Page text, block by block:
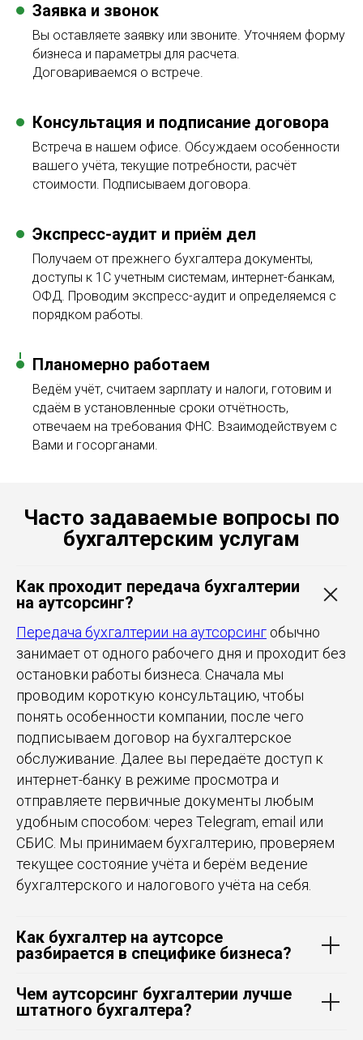
Заявка и звонок
Вы оставляете заявку или звоните. Уточняем форму
бизнеса и параметры для расчета.
Договариваемся о встрече.
Консультация и подписание договора
Встреча в нашем офисе. Обсуждаем особенности
вашего учёта, текущие потребности, расчёт
стоимости. Подписываем договора.
Экспресс-аудит и приём дел
Получаем от прежнего бухгалтера документы,
доступы к 1С учетным системам, интернет-банкам,
ОФД. Проводим экспресс-аудит и определяемся с
порядком работы.
Планомерно работаем
Ведём учёт, считаем зарплату и налоги, готовим и
сдаём в установленные сроки отчётность,
отвечаем на требования ФНС. Взаимодействуем с
Вами и госорганами.
Часто задаваемые вопросы по
бухгалтерским услугам
Как проходит передача бухгалтерии
на аутсорсинг?
Передача бухгалтерии на аутсорсинг обычно
занимает от одного рабочего дня и проходит без
остановки работы бизнеса. Сначала мы
проводим короткую консультацию, чтобы
понять особенности компании, после чего
подписываем договор на бухгалтерское
обслуживание. Далее вы передаёте доступ к
интернет-банку в режиме просмотра и
отправляете первичные документы любым
удобным способом: через Telegram, email или
СБИС. Мы принимаем бухгалтерию, проверяем
текущее состояние учёта и берём ведение
бухгалтерского и налогового учёта на себя.
Как бухгалтер на аутсорсе
разбирается в специфике бизнеса?
Чем аутсорсинг бухгалтерии лучше
штатного бухгалтера?